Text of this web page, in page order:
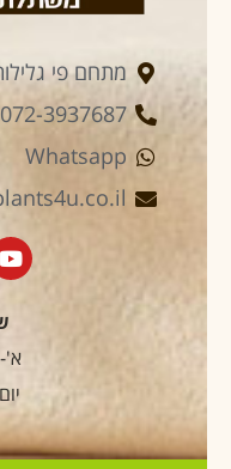
מתחם פי
072-3937687
Whatsapp
א'-ה'
יום ו'